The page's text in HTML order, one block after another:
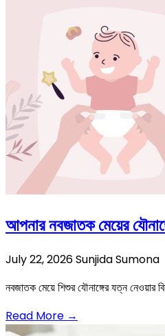
আপনার নবজাতক মেয়ের
July 22, 2026Sunjida Sumona
নবজাতক মেয়ে শিশুর যৌনাঙ্গের যত্ন নেওয়ার
Read More →